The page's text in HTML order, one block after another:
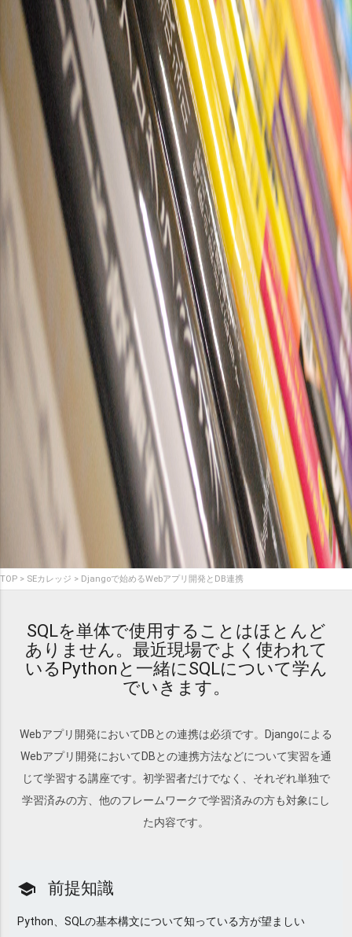
TOP SEカレッジ Djangoで始めるWebアプリ開発とDB連携
SQLを単体で使用することはほとんど
ありません。最近現場でよく使われて
いるPythonと一緒にSQLについて学ん
でいきます。
Webアプリ開発においてDBとの連携は必須です。Djangoによる
Webアプリ開発においてDBとの連携方法などについて実習を通
じて学習する講座です。初学習者だけでなく、それぞれ単独で
学習済みの方、他のフレームワークで学習済みの方も対象にし
た内容です。
school 前提知識
Python、SQLの基本構文について知っている方が望ましい